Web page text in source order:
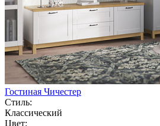
Гостиная Чичестер
Стиль:
Классический
Цвет: